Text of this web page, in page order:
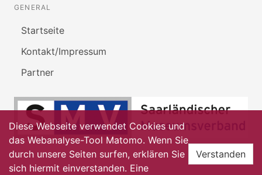
GENERAL
Startseite
Kontakt/Impressum
Partner
Diese Webseite verwendet Cookies und
das Webanalyse-Tool Matomo. Wenn Sie
durch unsere Seiten surfen, erklären Sie
sich hiermit einverstanden. Eine
Verstanden